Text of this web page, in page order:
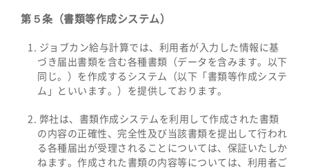
第５条（書類等作成システム）
ジョブカン給与計算では、利用者が入力した情報に基
づき届出書類を含む各種書類（データを含みます。以下
同じ。）を作成するシステム（以下「書類等作成システ
ム」といいます。）を提供しております。
弊社は、書類作成システムを利用して作成された書類
の内容の正確性、完全性及び当該書類を提出して行われ
る各種届出が受理されることについては、保証いたしか
ねます。作成された書類の内容等については、利用者ご